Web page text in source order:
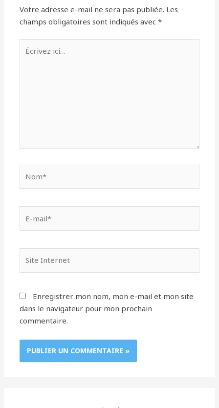
Votre adresse e-mail ne sera pas publiée. Les
champs obligatoires sont indiqués avec*
ici…
mail*
Internet
Enregistrer mon nom, mon e-mail et mon site
dans le navigateur pour mon prochain
commentaire.